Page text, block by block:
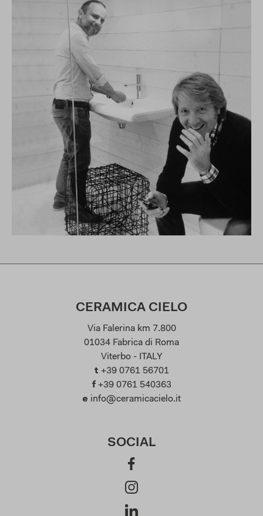
CERAMICA CIELO
Via Falerina km 7.800
01034 Fabrica di Roma
Viterbo - ITALY
t +39 0761 56701
f +39 0761 540363
e info@ceramicacielo.it
SOCIAL